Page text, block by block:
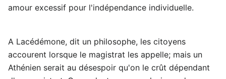
amour excessif pour l'indépendance individuelle.
A Lacédémone, dit un philosophe, les citoyens
accourent lorsque le magistrat les appelle; mais un
Athénien serait au désespoir qu'on le crût dépendant